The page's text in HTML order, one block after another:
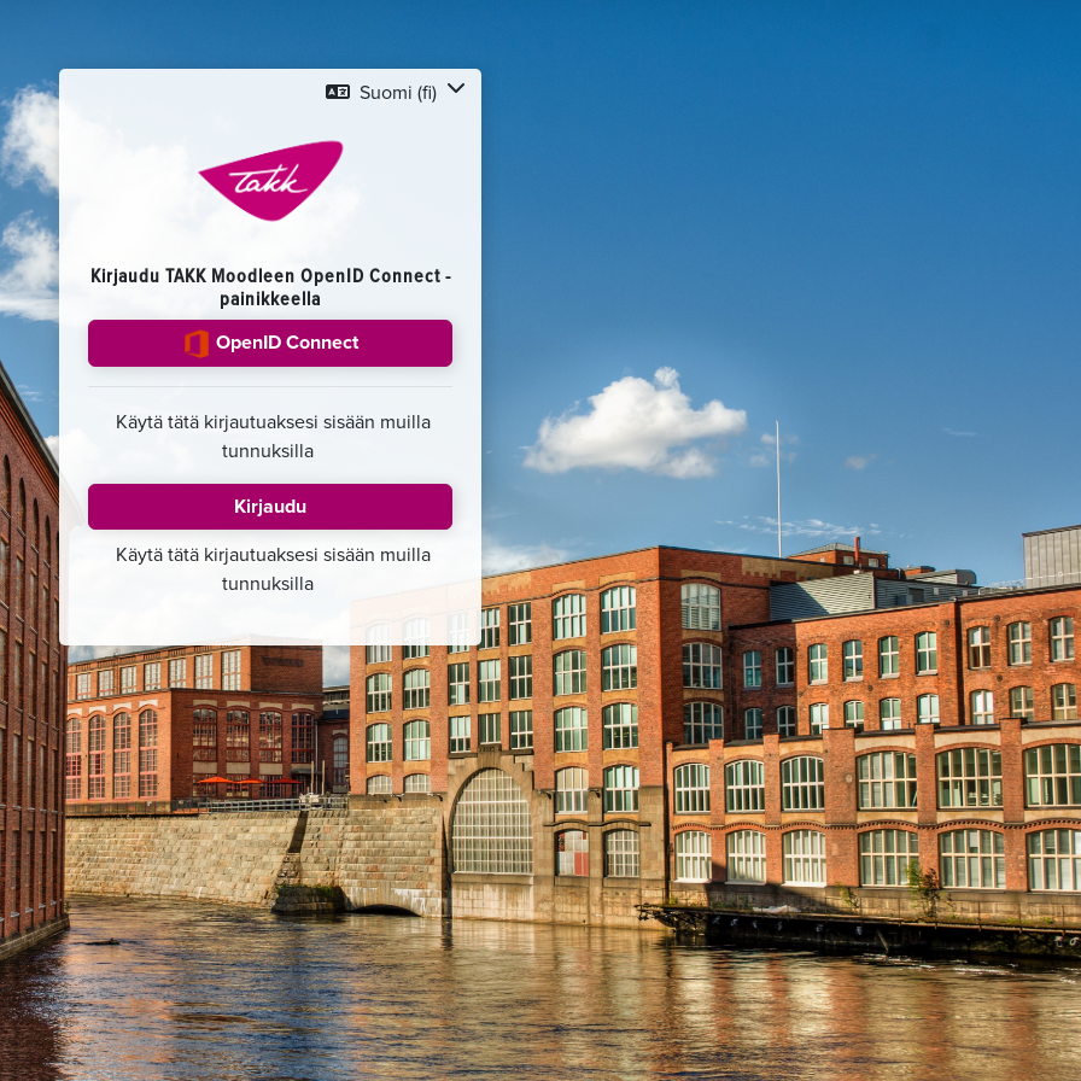
Suomi ‎(fi)‎
Kirjaudu TAKK Moodleen OpenID Connect -
painikkeella
OpenID Connect
Käytä tätä kirjautuaksesi sisään muilla
tunnuksilla
Kirjaudu
Käytä tätä kirjautuaksesi sisään muilla
tunnuksilla